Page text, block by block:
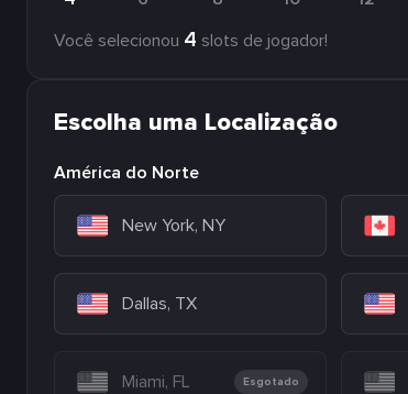
Você selecionou 4 slots de jogador!
Escolha uma Localização
América do Norte
New York, NY
Dallas, TX
Miami, FL Esgotado